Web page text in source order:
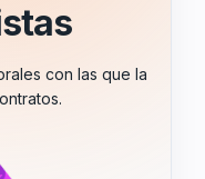
con las que la